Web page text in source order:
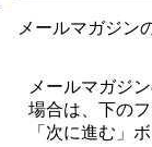
メールマガジン
メールマガジ
場合は、下の
「次に進む」